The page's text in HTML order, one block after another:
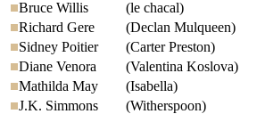
Bruce Willis
(le chacal)
Richard Gere
(Declan Mulqueen)
Sidney Poitier
(Carter Preston)
Diane Venora
(Valentina Koslova)
Mathilda May
(Isabella)
J.K. Simmons
(Witherspoon)